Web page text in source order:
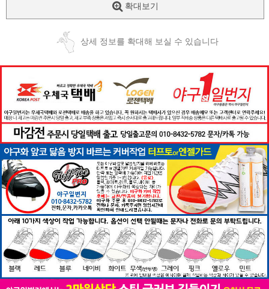
확대보기
상세 정보를 확대해 보실 수 있습니다